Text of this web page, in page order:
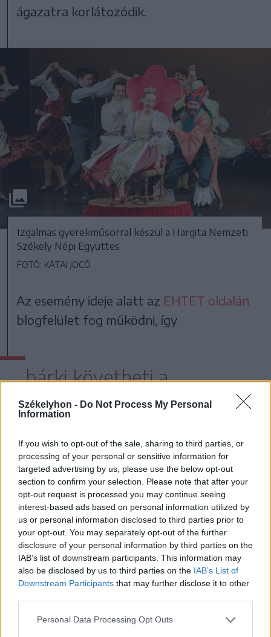
Székelyhon - Do Not Process My Personal
Information
If you wish to opt-out of the sale, sharing to third parties, or
processing of your personal or sensitive information for
targeted advertising by us, please use the below opt-out
section to confirm your selection. Please note that after your
opt-out request is processed you may continue seeing
interest-based ads based on personal information utilized by
us or personal information disclosed to third parties prior to
your opt-out. You may separately opt-out of the further
disclosure of your personal information by third parties on the
IAB’s list of downstream participants. This information may
also be disclosed by us to third parties on the IAB’s List of
Downstream Participants that may further disclose it to other
Personal Data Processing Opt Outs
ágazatra korlátozódik.
Izgalmas gyerekműsorral készül a Hargita Nemzeti
Székely Népi Együttes
FOTÓ: KÁTAI JOCÓ
Az esemény ideje alatt az EHTET oldalán
blogfelület fog működni, így
bárki követheti a
történések írott verzióját,
a házigazdák szerint azonban érdemes
kilátogatni az előadásokra, mert a távolról
érkező együtteseket csak ritkán látni
Háromszéken, együtt pedig alig-alig.
Jegyek kaphatók a városi jegyirodában
mindegyik előadásra, de már csak
korlátozott számban, így résen kell